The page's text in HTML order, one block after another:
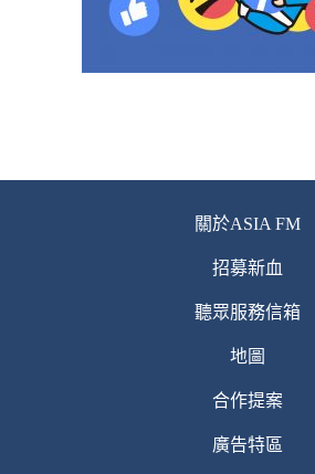
關於ASIA FM
招募新血
聽眾服務信箱
地圖
合作提案
廣告特區